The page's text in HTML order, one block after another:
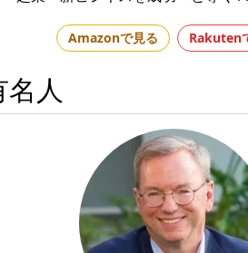
Amazonで見る Rakuten
人